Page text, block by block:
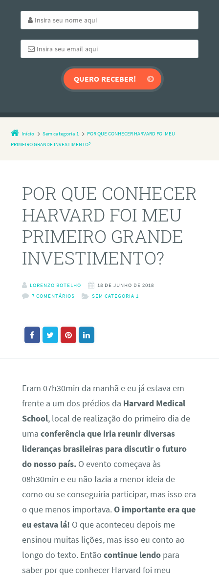
Início Sem categoria 1
POR QUE CONHECER HARVARD FOI MEU
PRIMEIRO GRANDE INVESTIMENTO?
POR QUE CONHECER
HARVARD FOI MEU
PRIMEIRO GRANDE
INVESTIMENTO?
LORENZO BOTELHO
18 DE JUNHO DE 2018
7 COMENTÁRIOS
SEM CATEGORIA 1
Eram 07h30min da manhã e eu já estava em
frente a um dos prédios da Harvard Medical
School, local de realização do primeiro dia de
uma conferência que iria reunir diversas
lideranças brasileiras para discutir o futuro
do nosso país.O evento começava às
08h30min e eu não fazia a menor ideia de
como ou se conseguiria participar, mas isso era
o que menos importava.O importante era que
eu estava lá! O que aconteceu depois me
ensinou muitas lições, mas isso eu conto ao
longo do texto. Então continue lendopara
saber por que conhecer Harvard foi meu